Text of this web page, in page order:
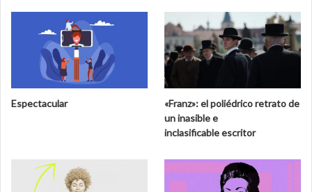
Espectacular
«Franz»: el poliédrico retrato de
un inasible e
inclasificable escritor